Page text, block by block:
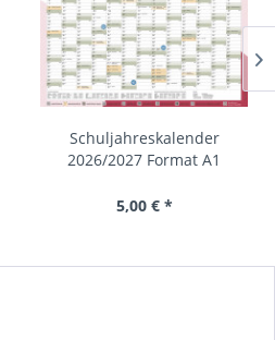
Schuljahreskalender
2026/2027 Format A1
5,00 € *